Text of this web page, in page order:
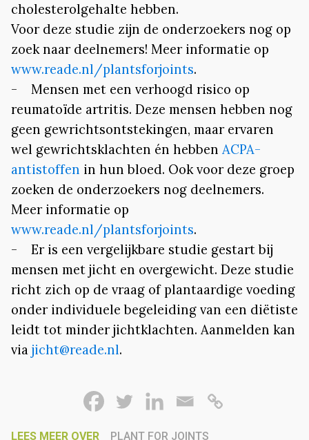
cholesterolgehalte hebben.
Voor deze studie zijn de onderzoekers nog op
zoek naar deelnemers! Meer informatie op
www.reade.nl/plantsforjoints.
- Mensen met een verhoogd risico op
reumatoïde artritis. Deze mensen hebben nog
geen gewrichtsontstekingen, maar ervaren
wel gewrichtsklachten én hebben ACPA-
antistoffen in hun bloed. Ook voor deze groep
zoeken de onderzoekers nog deelnemers.
Meer informatie op
www.reade.nl/plantsforjoints.
- Er is een vergelijkbare studie gestart bij
mensen met jicht en overgewicht. Deze studie
richt zich op de vraag of plantaardige voeding
onder individuele begeleiding van een diëtiste
leidt tot minder jichtklachten. Aanmelden kan
via jicht@reade.nl.
LEES MEER OVER PLANT FOR JOINTS